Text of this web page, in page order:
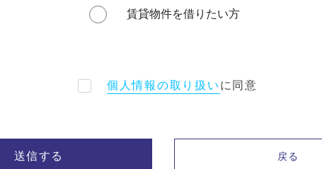
賃貸物件を借りたい方
個人情報の取り扱い に同意
送信する 戻る